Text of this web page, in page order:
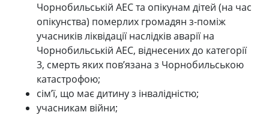
Чорнобильській АЕС та опікунам дітей (на час
опікунства) померлих громадян з-поміж
учасників ліквідації наслідків аварії на
Чорнобильській АЕС, віднесених до категорії
3, смерть яких пов’язана з Чорнобильською
катастрофою;
сім’ї, що має дитину з інвалідністю;
учасникам війни;